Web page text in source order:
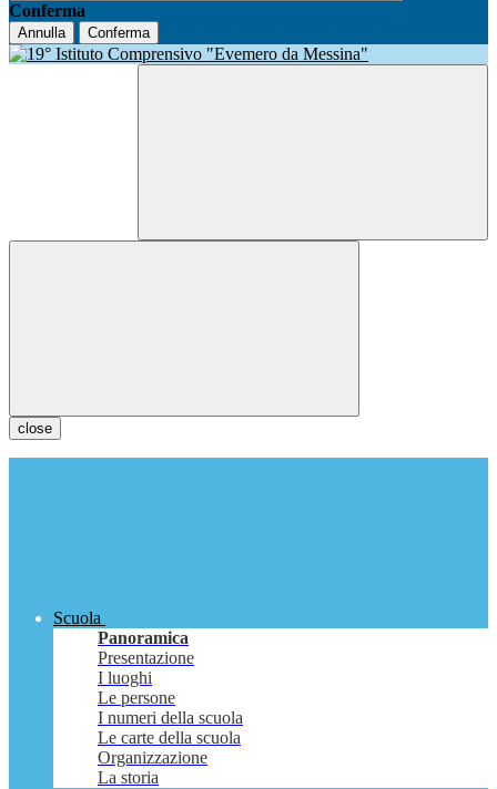
Conferma
Annulla Conferma
close
Scuola
Panoramica
Presentazione
I luoghi
Le persone
I numeri della scuola
Le carte della scuola
Organizzazione
La storia